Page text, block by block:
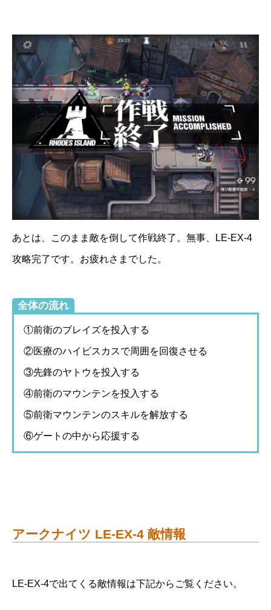
あとは、このまま敵を倒して作戦終了。無事、LE-EX-4
攻略完了です。お疲れさまでした。
全体の流れ
①前衛のブレイズを投入する
②医療のハイビスカスで周囲を回復させる
③先鋒のヤトウを投入する
④前衛のマウンテンを投入する
⑤前衛マウンテンのスキルを解放する
⑥ゲートの中から応援する
アークナイツ LE-EX-4 敵情報
LE-EX-4で出てくる敵情報は下記からご覧ください。